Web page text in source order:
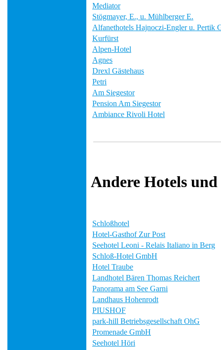
Mediator
Stögmayer, E., u. Mühlberger E.
Alfanethotels Hajnoczi-Engler u. Pertik
Kurfürst
Alpen-Hotel
Agnes
Drexl Gästehaus
Petri
Am Siegestor
Pension Am Siegestor
Ambiance Rivoli Hotel
Andere Hotels und
Schloßhotel
Hotel-Gasthof Zur Post
Seehotel Leoni - Relais Italiano in Berg
Schloß-Hotel GmbH
Hotel Traube
Landhotel Bären Thomas Reichert
Panorama am See Garni
Landhaus Hohenrodt
PIUSHOF
park-hill Betriebsgesellschaft OhG
Promenade GmbH
Seehotel Höri